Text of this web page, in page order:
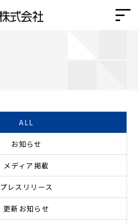
ALL
お知らせ
メディア掲載
プレスリリース
更新お知らせ